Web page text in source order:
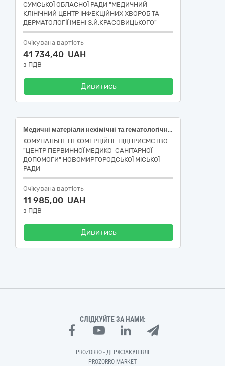
СУМСЬКОЇ ОБЛАСНОЇ РАДИ "МЕДИЧНИЙ
КЛІНІЧНИЙ ЦЕНТР ІНФЕКЦІЙНИХ ХВОРОБ ТА
ДЕРМАТОЛОГІЇ ІМЕНІ З.Й.КРАСОВИЦЬКОГО"
Очікувана вартість
41 734,40 UAH
з ПДВ
Дивитись
Медичні матеріали нехімічні та гематологічні одноразового застосування
КОМУНАЛЬНЕ НЕКОМЕРЦІЙНЕ ПІДПРИЄМСТВО
"ЦЕНТР ПЕРВИННОЇ МЕДИКО-САНІТАРНОЇ
ДОПОМОГИ" НОВОМИРГОРОДСЬКОЇ МІСЬКОЇ
РАДИ
Очікувана вартість
11 985,00 UAH
з ПДВ
Дивитись
СЛІДКУЙТЕ ЗА НАМИ:
PROZORRO - ДЕРЖЗАКУПІВЛІ
PROZORRO MARKET